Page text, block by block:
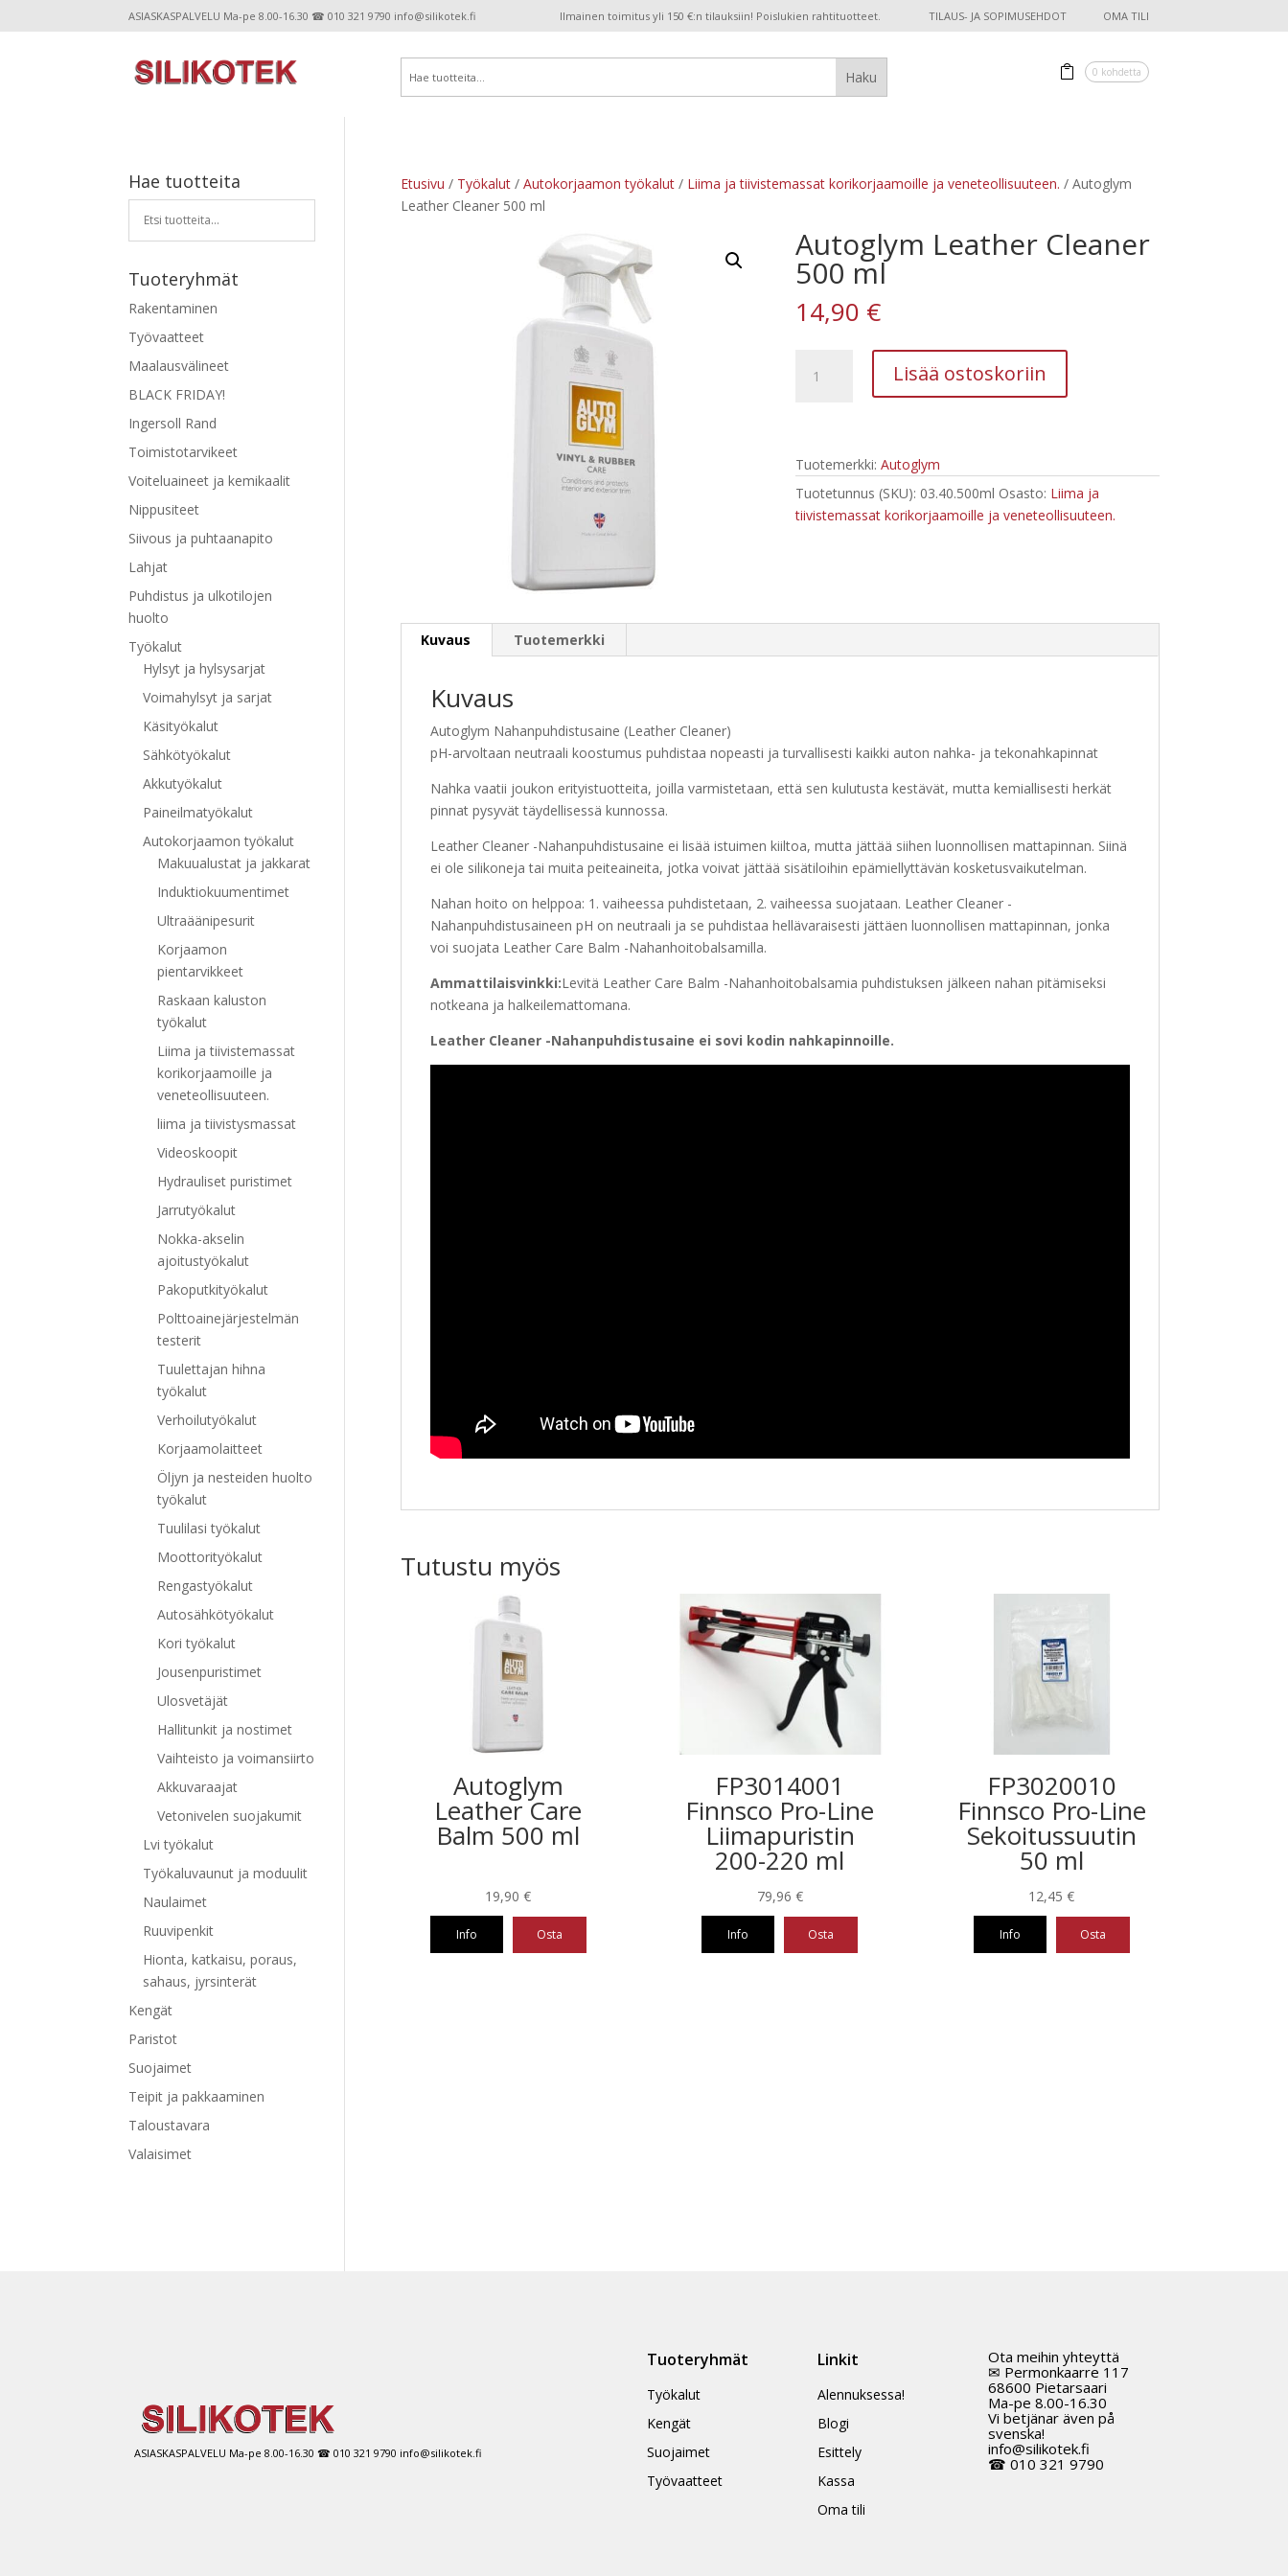
ASIASKASPALVELU Ma-pe 8.00-16.30 ☎ 010 321 9790 info@silikotek.fi Ilmainen toimitus yli 150 €:n tilauksiin! Poislukien rahtituotteet. TILAUS- JA SOPIMUSEHDOT OMA TILI
0 kohdetta
Etusivu / Työkalut/ Autokorjaamon työkalut/ Liima ja tiivistemassat korikorjaamoille ja veneteollisuuteen. / Autoglym
Leather Cleaner 500 ml
Autoglym Leather Cleaner
500 ml
14,90 €
Leather
määrä
Lisää ostoskoriin
Tuotemerkki: Autoglym
Tuotetunnus (SKU): 03.40.500ml Osasto: Liima ja
tiivistemassat korikorjaamoille ja veneteollisuuteen.
Kuvaus Tuotemerkki
Kuvaus
Autoglym Nahanpuhdistusaine (Leather Cleaner)
pH-arvoltaan neutraali koostumus puhdistaa nopeasti ja turvallisesti kaikki auton nahka- ja tekonahkapinnat
Nahka vaatii joukon erityistuotteita, joilla varmistetaan, että sen kulutusta kestävät, mutta kemiallisesti herkät
pinnat pysyvät täydellisessä kunnossa.
Leather Cleaner -Nahanpuhdistusaine ei lisää istuimen kiiltoa, mutta jättää siihen luonnollisen mattapinnan. Siinä
ei ole silikoneja tai muita peiteaineita, jotka voivat jättää sisätiloihin epämiellyttävän kosketusvaikutelman.
Nahan hoito on helppoa: 1. vaiheessa puhdistetaan, 2. vaiheessa suojataan. Leather Cleaner -
Nahanpuhdistusaineen pH on neutraali ja se puhdistaa hellävaraisesti jättäen luonnollisen mattapinnan, jonka
voi suojata Leather Care Balm -Nahanhoitobalsamilla.
Ammattilaisvinkki:Levitä Leather Care Balm -Nahanhoitobalsamia puhdistuksen jälkeen nahan pitämiseksi
notkeana ja halkeilemattomana.
Leather Cleaner -Nahanpuhdistusaine ei sovi kodin nahkapinnoille.
Tutustu myös
Autoglym
Leather Care
Balm 500 ml
19,90€
Info Osta
FP3014001
Finnsco Pro-Line
Liimapuristin
200-220 ml
79,96 €
Info Osta
FP3020010
Finnsco Pro-Line
Sekoitussuutin
50 ml
12,45€
Info Osta
Hae tuotteita
Tuoteryhmät
Rakentaminen
Työvaatteet
Maalausvälineet
BLACK FRIDAY!
Ingersoll Rand
Toimistotarvikeet
Voiteluaineet ja kemikaalit
Nippusiteet
Siivous ja puhtaanapito
Lahjat
Puhdistus ja ulkotilojen
huolto
Työkalut
Hylsyt ja hylsysarjat
Voimahylsyt ja sarjat
Käsityökalut
Sähkötyökalut
Akkutyökalut
Paineilmatyökalut
Autokorjaamon työkalut
Makuualustat ja jakkarat
Induktiokuumentimet
Ultraäänipesurit
Korjaamon
pientarvikkeet
Raskaan kaluston
työkalut
Liima ja tiivistemassat
korikorjaamoille ja
veneteollisuuteen.
liima ja tiivistysmassat
Videoskoopit
Hydrauliset puristimet
Jarrutyökalut
Nokka-akselin
ajoitustyökalut
Pakoputkityökalut
Polttoainejärjestelmän
testerit
Tuulettajan hihna
työkalut
Verhoilutyökalut
Korjaamolaitteet
Öljyn ja nesteiden huolto
työkalut
Tuulilasi työkalut
Moottorityökalut
Rengastyökalut
Autosähkötyökalut
Kori työkalut
Jousenpuristimet
Ulosvetäjät
Hallitunkit ja nostimet
Vaihteisto ja voimansiirto
Akkuvaraajat
Vetonivelen suojakumit
Lvi työkalut
Työkaluvaunut ja moduulit
Naulaimet
Ruuvipenkit
Hionta, katkaisu, poraus,
sahaus, jyrsinterät
Kengät
Paristot
Suojaimet
Teipit ja pakkaaminen
Taloustavara
Valaisimet
ASIASKASPALVELU Ma-pe 8.00-16.30 ☎ 010 321 9790 info@silikotek.fi
Tuoteryhmät
Työkalut
Kengät
Suojaimet
Työvaatteet
Linkit
Alennuksessa!
Blogi
Esittely
Kassa
Oma tili
Ota meihin yhteyttä
✉ Permonkaarre 117
68600 Pietarsaari
Ma-pe 8.00-16.30
Vi betjänar även på
svenska!
info@silikotek.fi
☎ 010 321 9790